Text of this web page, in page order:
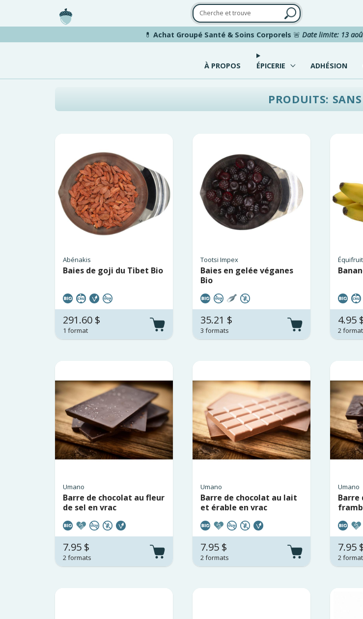
💊 Achat Groupé Santé & Soins Corporels 🚨 Date limite: 13
À PROPOS ÉPICERIE ADHÉSION
PRODUITS:
Abénakis
Baies de goji du Tibet Bio
291.60 $
1 format
Tootsi Impex
Baies en gelée véganes
Bio
35.21 $
3 formats
4.95
2
Umano
Barre de chocolat au fleur
de sel en vrac
7.95 $
2 formats
Umano
Barre de chocolat au lait
et érable en vrac
7.95 $
2 formats
Umano
Barre
7.95
2